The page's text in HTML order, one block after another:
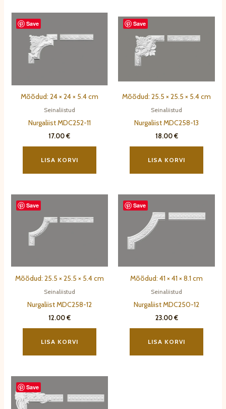
Save
Mõõdud: 24 × 24 × 5.4 cm
Seinaliistud
Nurgaliist MDC252-11
17.00€
LISA KORVI
Save
Mõõdud: 25.5 × 25.5 × 5.4 cm
Seinaliistud
Nurgaliist MDC258-13
18.00 €
LISA KORVI
Save
Mõõdud: 25.5 × 25.5 × 5.4 cm
Seinaliistud
Nurgaliist MDC258-12
12.00 €
LISA KORVI
Save
Mõõdud: 41 × 41 × 8.1 cm
Seinaliistud
Nurgaliist MDC250-12
23.00 €
LISA KORVI
Save